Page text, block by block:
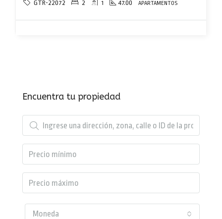
GTR-22072 2 1 47.00 APARTAMENTOS
Encuentra tu propiedad
Moneda